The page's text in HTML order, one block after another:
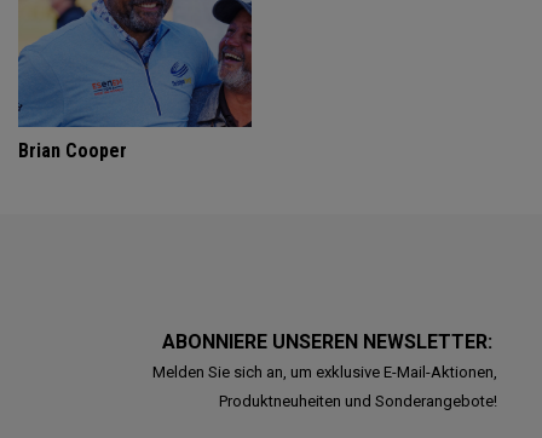
Brian Cooper
ABONNIERE UNSEREN NEWSLETTER:
Melden Sie sich an, um exklusive E-Mail-Aktionen,
Produktneuheiten und Sonderangebote!